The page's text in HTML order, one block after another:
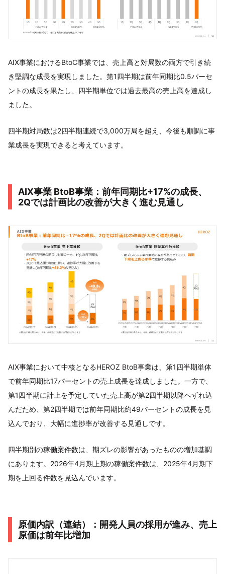
AIX事業におけるBtoC事業では、売上高と対局数の両方で引き続
き堅調な成長を実現しました。第1四半期は前年同期比0.5パーセ
ントの成長を果たし、四半期単位では過去最高の売上高を達成し
ました。
四半期対局数は2四半期連続で3,000万局を超え、今後も順調に事
業成長を実現できると考えています。
AIX事業 BtoB事業：前年同期比+17%の成長、
2Qでは計画比の改善が大きく進む見通し
AIX事業において中核となるHEROZ BtoB事業は、第1四半期単体
で前年同期比17パーセントの売上成長を達成しました。一方で、
第1四半期に計上を予定していた売上高が第2四半期以降へずれ込
んだため、第2四半期では前年同期比約49パーセントの成長を見
込んでおり、大幅に進捗率が改善する見通しです。
四半期別の稼働案件数は、期ズレの影響があったものの増加基調
にあります。2026年4月期上期の稼働案件数は、2025年4月期下
期を上回る件数を見込んでいます。
原価内訳（連結）：開発人員の採用が進み、売上
原価は前年比増加